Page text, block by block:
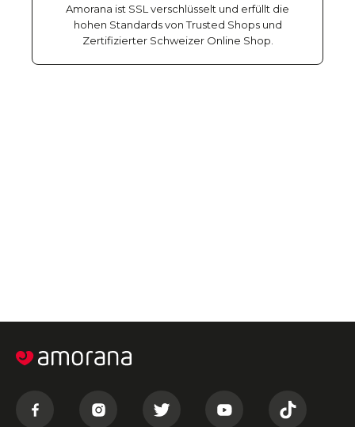
Amorana ist SSL verschlüsselt und erfüllt die
hohen Standards von Trusted Shops und
Zertifizierter Schweizer Online Shop.